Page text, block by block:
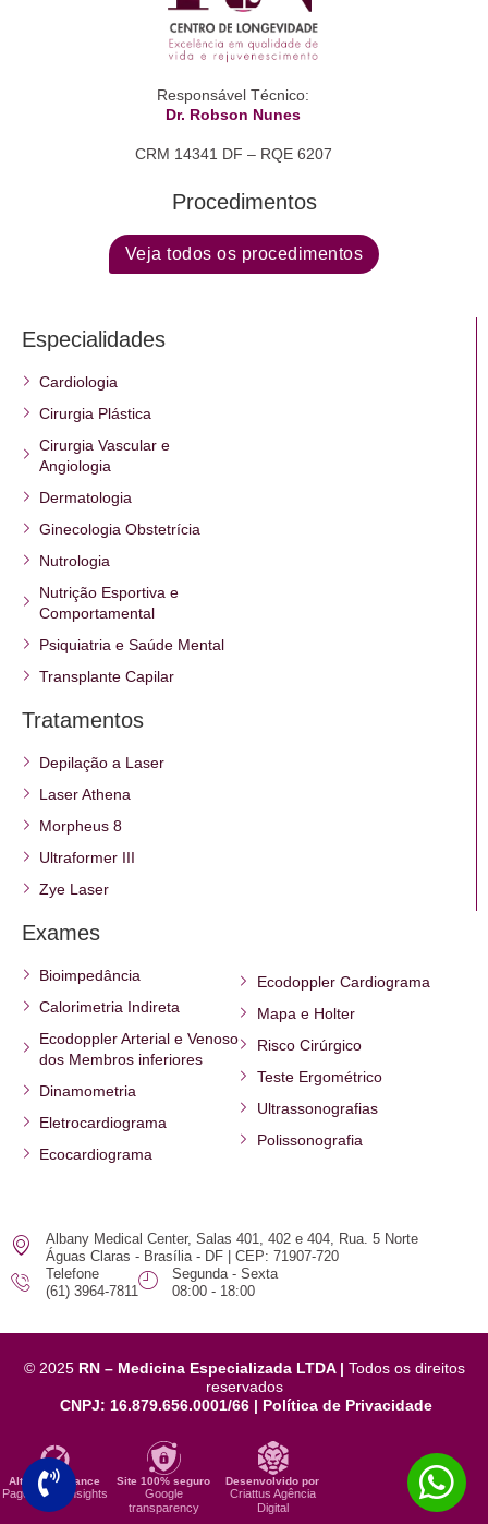
Responsável Técnico:
Dr. Robson Nunes
CRM 14341 DF – RQE 6207
Procedimentos
Veja todos os procedimentos
Especialidades
Cardiologia
Cirurgia Plástica
Cirurgia Vascular e
Angiologia
Dermatologia
Ginecologia Obstetrícia
Nutrologia
Nutrição Esportiva e
Comportamental
Psiquiatria e Saúde Mental
Transplante Capilar
Tratamentos
Depilação a Laser
Laser Athena
Morpheus 8
Ultraformer III
Zye Laser
Exames
Bioimpedância
Calorimetria Indireta
Ecodoppler Arterial e Venoso
dos Membros inferiores
Dinamometria
Eletrocardiograma
Ecocardiograma
Ecodoppler Cardiograma
Mapa e Holter
Risco Cirúrgico
Teste Ergométrico
Ultrassonografias
Polissonografia
Albany Medical Center, Salas 401, 402 e 404, Rua. 5 Norte
Águas Claras - Brasília - DF | CEP: 71907-720
Telefone
(61) 3964-7811
Segunda - Sexta
08:00 - 18:00
© 2025 RN – Medicina Especializada LTDA | Todos os direitos
reservados
CNPJ: 16.879.656.0001/66 | Política de Privacidade
Alta performance
PageSpeed Insights
Site 100% seguro
Google
transparency
Desenvolvido por
Criattus Agência
Digital